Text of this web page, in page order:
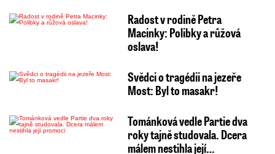
Radost v rodině Petra
Macinky: Polibky a růžová
oslava!
Svědci o tragédii na jezeře
Most: Byl to masakr!
Tománková vedle Partie dva
roky tajně studovala. Dcera
málem nestihla její…